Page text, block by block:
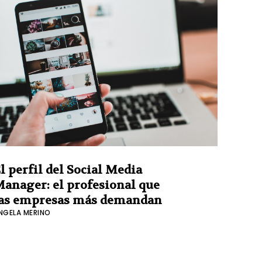
perfil del Social Media
el profesional que
empresas más demandan
MERINO